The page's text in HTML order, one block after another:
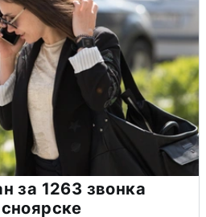
за 1263 звонка